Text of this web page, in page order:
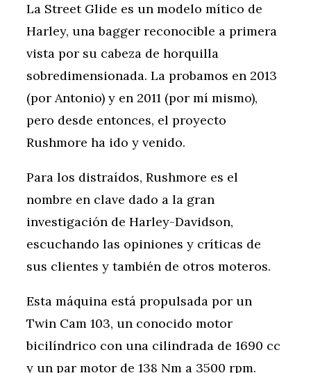
La Street Glide es un modelo mítico de
Harley, una bagger reconocible a primera
vista por su cabeza de horquilla
sobredimensionada. La probamos en 2013
(por Antonio) y en 2011 (por mí mismo),
pero desde entonces, el proyecto
Rushmore ha ido y venido.
Para los distraídos, Rushmore es el
nombre en clave dado a la gran
investigación de Harley-Davidson,
escuchando las opiniones y críticas de
sus clientes y también de otros moteros.
Esta máquina está propulsada por un
Twin Cam 103, un conocido motor
bicilíndrico con una cilindrada de 1690 cc
y un par motor de 138 Nm a 3500 rpm.